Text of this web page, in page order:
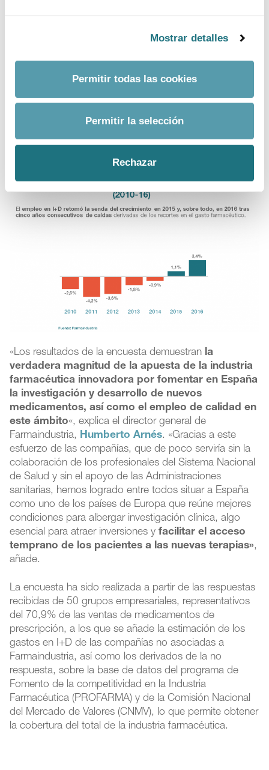
Mostrar detalles
Permitir todas las cookies
Permitir la selección
Rechazar
tareas de investigación y desarrollo en 2016, lo
confirma la senda positiva iniciada en 2015 tras cinco
Además, no sólo se han generado más empleos, sino
que éstos corresponden a puestos de mayor
profesionales dedicados a I+D son titulados
superiores (licenciados y doctores), frente al 73,6%
«Los resultados de la encuesta demuestran la
verdadera magnitud de la apuesta de la industria
farmacéutica innovadora por fomentar en España
la investigación y desarrollo de nuevos
medicamentos, así como el empleo de calidad en
este ámbito«, explica el director general de
Farmaindustria, Humberto Arnés. «Gracias a este
esfuerzo de las compañías, que de poco serviría sin la
colaboración de los profesionales del Sistema Nacional
de Salud y sin el apoyo de las Administraciones
sanitarias, hemos logrado entre todos situar a España
como uno de los países de Europa que reúne mejores
condiciones para albergar investigación clínica, algo
esencial para atraer inversiones y facilitar el acceso
temprano de los pacientes a las nuevas terapias»,
añade.
La encuesta ha sido realizada a partir de las respuestas
recibidas de 50 grupos empresariales, representativos
del 70,9% de las ventas de medicamentos de
prescripción, a los que se añade la estimación de los
gastos en I+D de las compañías no asociadas a
Farmaindustria, así como los derivados de la no
respuesta, sobre la base de datos del programa de
Fomento de la competitividad en la Industria
Farmacéutica (PROFARMA) y de la Comisión Nacional
del Mercado de Valores (CNMV), lo que permite obtener
la cobertura del total de la industria farmacéutica.